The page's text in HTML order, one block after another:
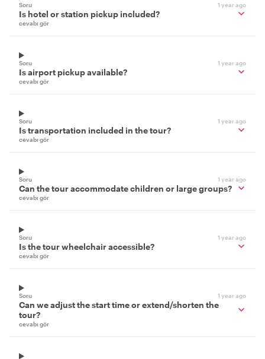
Soru 1 year ago
Is hotel or station pickup included?
cevabı gör
Soru 1 year ago
Is airport pickup available?
cevabı gör
Soru 1 year ago
Is transportation included in the tour?
cevabı gör
Soru 1 year ago
Can the tour accommodate children or large groups?
cevabı gör
Soru 1 year ago
Is the tour wheelchair accessible?
cevabı gör
Soru 1 year ago
Can we adjust the start time or extend/shorten the
tour?
cevabı gör